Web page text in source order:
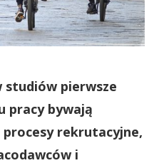
studiów pierwsze
pracy bywają
procesy rekrutacyjne,
i